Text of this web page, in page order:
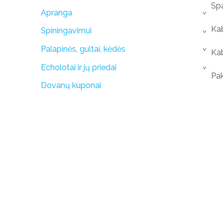
Apranga ›
Spiningavimui ›
Palapinės, gultai, kėdės ›
Echolotai ir jų priedai ›
Dovanų kuponai